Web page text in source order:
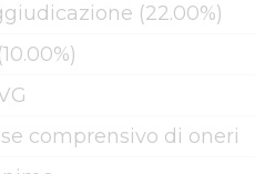
(22.00%)
comprensivo di oneri